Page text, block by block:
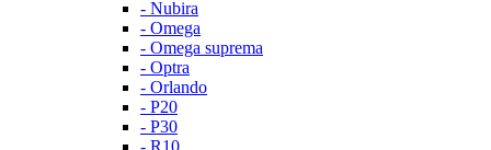
- Nubira
- Omega
- Omega suprema
- Optra
- Orlando
- P20
- P30